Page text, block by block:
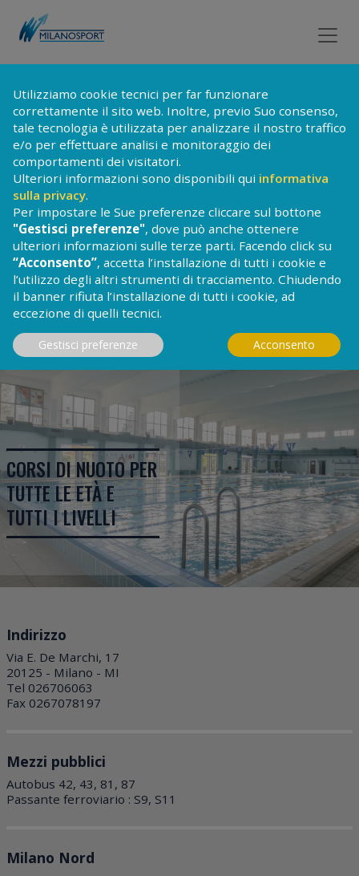
P
i
s
c
i DE MARCHI
In un angolo tranquillo della periferia milanese, la
piscina De Marchi offre ai residenti e alle scuole della
zona la possibilità di praticare in un ambiente
confortevole e raccolto ogni genere di attività
natatoria.L'impianto attinge sole e luce dall'ampia
parete a vetrate; le due vasche contigue permettono
di seguire i corsi, senza creare interferenze fra le
attività degli adulti e gli esercizi dei più piccoli.
CORSI DI NUOTO PER
TUTTE LE ETÀ E
TUTTI I LIVELLI
Indirizzo
Via E. De Marchi, 17
20125 - Milano - MI
Tel 026706063
Fax 0267078197
Mezzi pubblici
Autobus 42, 43, 81, 87
Passante ferroviario : S9, S11
Milano Nord
Utilizziamo cookie tecnici per far funzionare
correttamente il sito web. Inoltre, previo Suo consenso,
tale tecnologia è utilizzata per analizzare il nostro traffico
e/o per effettuare analisi e monitoraggio dei
comportamenti dei visitatori.
Ulteriori informazioni sono disponibili qui informativa
sulla privacy.
Per impostare le Sue preferenze cliccare sul bottone
"Gestisci preferenze", dove può anche ottenere
ulteriori informazioni sulle terze parti. Facendo click su
“Acconsento”, accetta l’installazione di tutti i cookie e
l’utilizzo degli altri strumenti di tracciamento. Chiudendo
il banner rifiuta l’installazione di tutti i cookie, ad
eccezione di quelli tecnici.
Gestisci preferenze Acconsento